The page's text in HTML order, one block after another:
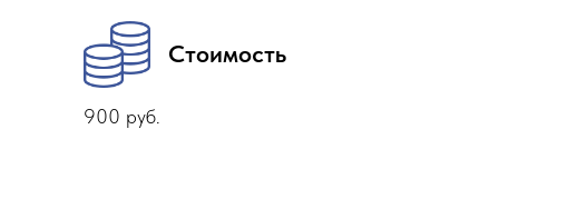
Стоимость
900 руб.